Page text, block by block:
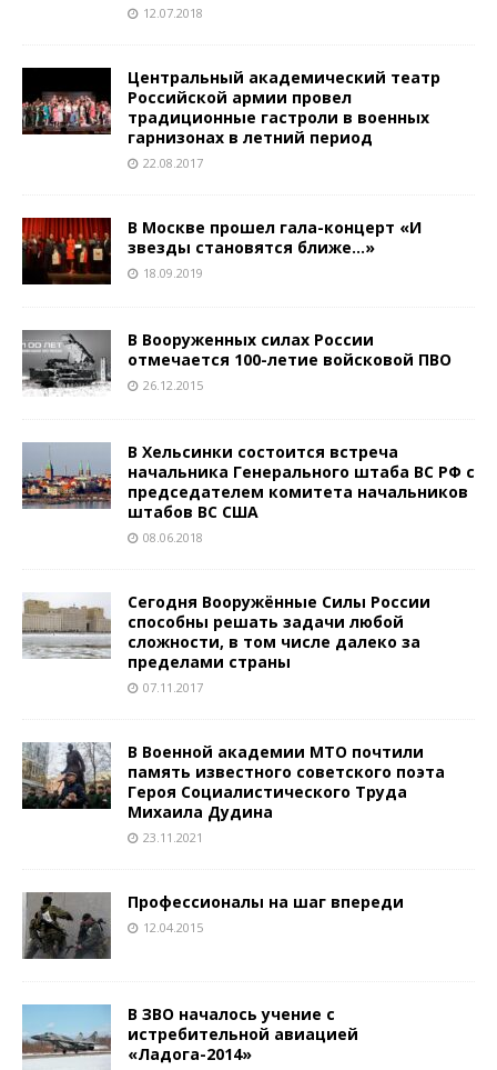
12.07.2018
Центральный академический театр
Российской армии провел
традиционные гастроли в военных
гарнизонах в летний период
22.08.2017
В Москве прошел гала-концерт «И
звезды становятся ближе…»
18.09.2019
В Вооруженных силах России
отмечается 100-летие войсковой ПВО
26.12.2015
В Хельсинки состоится встреча
начальника Генерального штаба ВС РФ с
председателем комитета начальников
штабов ВС США
08.06.2018
Сегодня Вооружённые Силы России
способны решать задачи любой
сложности, в том числе далеко за
пределами страны
07.11.2017
В Военной академии МТО почтили
память известного советского поэта
Героя Социалистического Труда
Михаила Дудина
23.11.2021
Профессионалы на шаг впереди
12.04.2015
В ЗВО началось учение с
истребительной авиацией
«Ладога-2014»